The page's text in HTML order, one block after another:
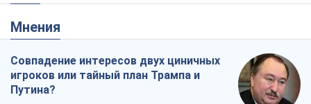
Мнения
Совпадение интересов двух циничных
игроков или тайный план Трампа и
Путина?